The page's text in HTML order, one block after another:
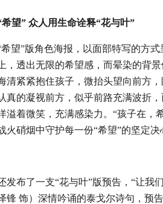
希望” 众人用生命诠释“花与叶”
希望”版角色海报， 以面部特写的方
，透出无限的希望感，而晕染的背景
清紧紧抱住孩子，微抬头望向前方
真的凝视前方，似乎前路充满波折
溢着微笑，充满感染力。 “孩子在，
火硝烟中守护每一份“希望”的坚定决
发布了一支“花与叶”版预告 ， “让我
锋 饰）深情吟诵的泰戈尔诗句，预